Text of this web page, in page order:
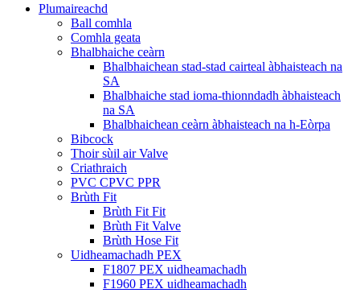
Plumaireachd
Ball comhla
Comhla geata
Bhalbhaiche ceàrn
Bhalbhaichean stad-stad cairteal àbhaisteach na
SA
Bhalbhaiche stad ioma-thionndadh àbhaisteach
na SA
Bhalbhaichean ceàrn àbhaisteach na h-Eòrpa
Bibcock
Thoir sùil air Valve
Criathraich
PVC CPVC PPR
Brùth Fit
Brùth Fit Fit
Brùth Fit Valve
Brùth Hose Fit
Uidheamachadh PEX
F1807 PEX uidheamachadh
F1960 PEX uidheamachadh